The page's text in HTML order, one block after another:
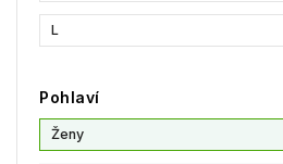
L
Pohlaví
Ženy